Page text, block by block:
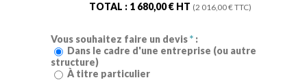
TOTAL : 1 680,00€ HT (2 016,00€ TTC)
Vous souhaitez faire un devis* :
Dans le cadre d'une entreprise (ou autre
structure)
À titre particulier